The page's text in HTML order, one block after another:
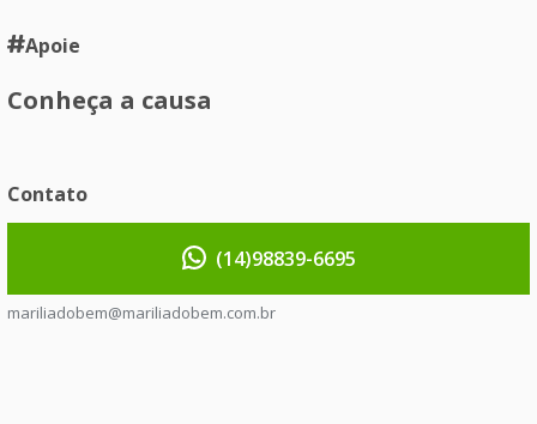
Apoie
Conheça a causa
Contato
(14)98839-6695
mariliadobem@mariliadobem.com.br